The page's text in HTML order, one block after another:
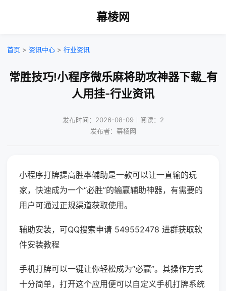
幕棱网
首页 > 资讯中心 > 行业资讯
常胜技巧!小程序微乐麻将助攻神器下载_有
人用挂-行业资讯
发布时间：2026-08-09｜阅读：2
发布者：幕棱网
小程序打牌提高胜率辅助是一款可以让一直输的玩
家，快速成为一个“必胜”的输赢辅助神器，有需要的
用户可通过正规渠道获取使用。
辅助安装，可QQ搜索申请 549552478 进群获取软
件安装教程
手机打牌可以一键让你轻松成为“必赢”。其操作方式
十分简单，打开这个应用便可以自定义手机打牌系统